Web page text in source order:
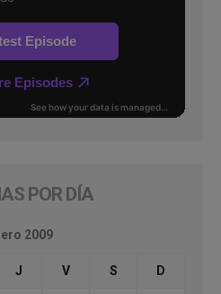
POR DÍA
2009
J V S D